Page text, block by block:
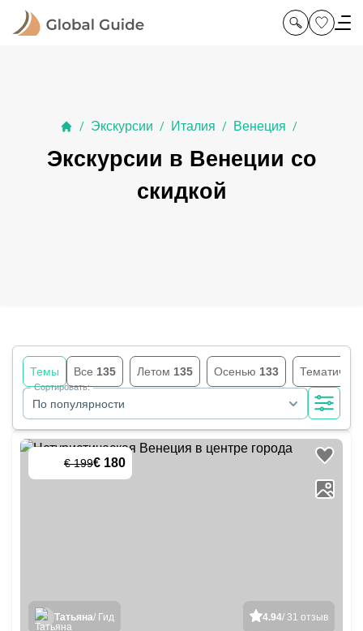
/ Экскурсии / Италия / Венеция /
Экскурсии в Венеции со
скидкой
Темы Все 135 Летом 135 Осенью 133
По популярности
Сортировать:
€ 199€ 180
4.94/ 31 отзыв
Татьяна/ Гид